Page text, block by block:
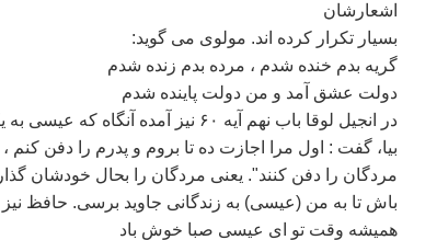
اشعارشان
بسيار تکرار کرده اند. مولوی می گويد:
گريه بدم خنده شدم ، مرده بدم زنده شدم
دولت عشق آمد و من دولت پاينده شدم
در انجيل لوقا باب نهم آيه ۶۰ نيز
بيا، گفت : اول مرا اجازت ده تا بروم و پدرم را دفن
مردگان را دفن کنند‌". يعنی مردگان را بحال خودشان
باش تا به من (عيسی) به زندگانی جاويد برسی. حافظ
هميشه وقت تو ای عيسی صبا خوش باد